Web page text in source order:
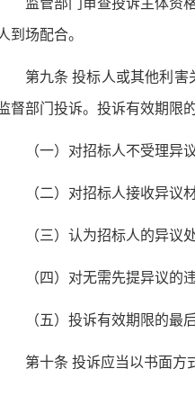
监管部门审查投诉主体资
到场配合。
第九条 投标人或其他利
督部门投诉。投诉有效期限
（一）对招标人不受理异
（二）对招标人接收异议
（三）认为招标人的异议
（四）对无需先提异议的
（五）投诉有效期限的最
第十条 投诉应当以书面方